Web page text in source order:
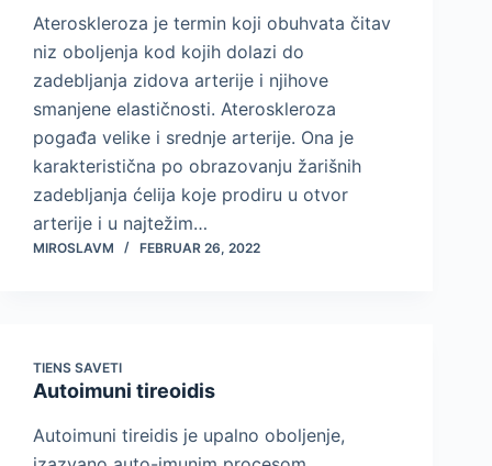
Ateroskleroza je termin koji obuhvata čitav
niz oboljenja kod kojih dolazi do
zadebljanja zidova arterije i njihove
smanjene elastičnosti. Ateroskleroza
pogađa velike i srednje arterije. Ona je
karakteristična po obrazovanju žarišnih
zadebljanja ćelija koje prodiru u otvor
arterije i u najtežim…
MIROSLAVM FEBRUAR 26, 2022
TIENS SAVETI
Autoimuni tireoidis
Autoimuni tireidis je upalno oboljenje,